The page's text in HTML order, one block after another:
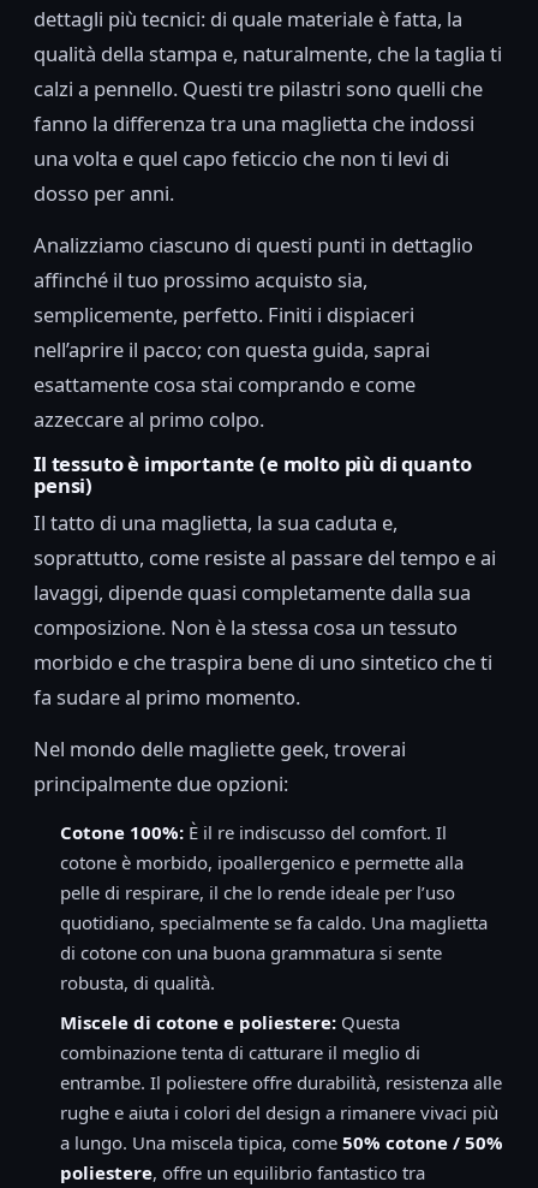
dettagli più tecnici: di quale materiale è fatta, la
qualità della stampa e, naturalmente, che la taglia ti
calzi a pennello. Questi tre pilastri sono quelli che
fanno la differenza tra una maglietta che indossi
una volta e quel capo feticcio che non ti levi di
dosso per anni.
Analizziamo ciascuno di questi punti in dettaglio
affinché il tuo prossimo acquisto sia,
semplicemente, perfetto. Finiti i dispiaceri
nell’aprire il pacco; con questa guida, saprai
esattamente cosa stai comprando e come
azzeccare al primo colpo.
Il tessuto è importante (e molto più di quanto
pensi)
Il tatto di una maglietta, la sua caduta e,
soprattutto, come resiste al passare del tempo e ai
lavaggi, dipende quasi completamente dalla sua
composizione. Non è la stessa cosa un tessuto
morbido e che traspira bene di uno sintetico che ti
fa sudare al primo momento.
Nel mondo delle magliette geek, troverai
principalmente due opzioni:
Cotone 100%: È il re indiscusso del comfort. Il
cotone è morbido, ipoallergenico e permette alla
pelle di respirare, il che lo rende ideale per l’uso
quotidiano, specialmente se fa caldo. Una maglietta
di cotone con una buona grammatura si sente
robusta, di qualità.
Miscele di cotone e poliestere: Questa
combinazione tenta di catturare il meglio di
entrambe. Il poliestere offre durabilità, resistenza alle
rughe e aiuta i colori del design a rimanere vivaci più
a lungo. Una miscela tipica, come 50% cotone / 50%
poliestere, offre un equilibrio fantastico tra